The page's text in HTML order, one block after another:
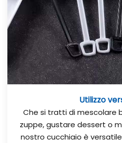
Utilizzo
Che si tratti di mescolare
zuppe, gustare dessert o
nostro cucchiaio è